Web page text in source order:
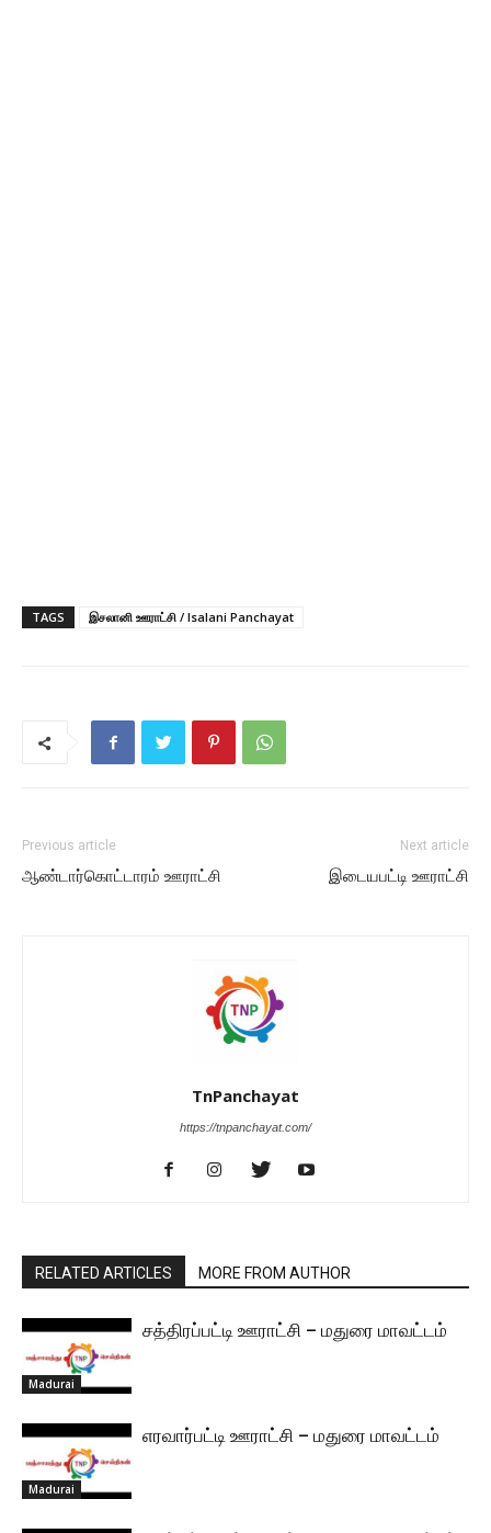
TAGS இசலானி ஊராட்சி / Isalani Panchayat
Previous article
ஆண்டார்கொட்டாரம் ஊராட்சி
Next article
இடையபட்டி ஊராட்சி
TnPanchayat
https://tnpanchayat.com/
RELATED ARTICLES MORE FROM AUTHOR
Madurai
சத்திரப்பட்டி ஊராட்சி – மதுரை மாவட்டம்
Madurai
எரவார்பட்டி ஊராட்சி – மதுரை மாவட்டம்